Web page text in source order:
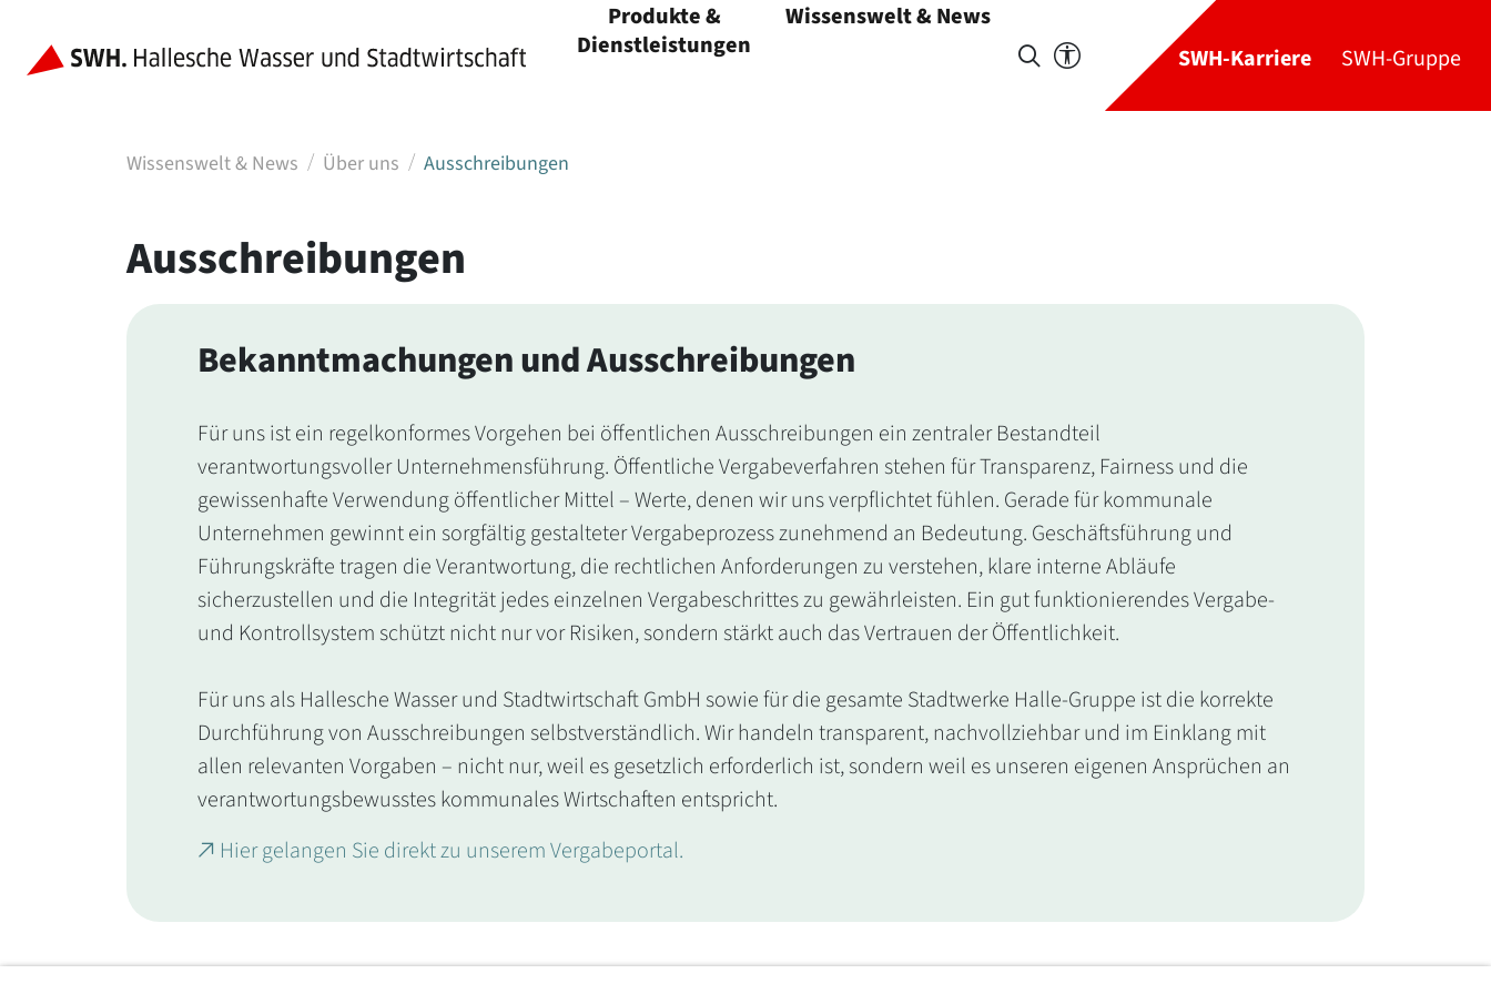
Produkte &
Dienstleistungen
Wissenswelt & News
SWH-Karriere SWH-Gruppe
Wissenswelt & News Über uns Ausschreibungen
Ausschreibungen
Bekanntmachungen und Ausschreibungen
Für uns ist ein regelkonformes Vorgehen bei öffentlichen Ausschreibungen ein zentraler Bestandteil
verantwortungsvoller Unternehmensführung. Öffentliche Vergabeverfahren stehen für Transparenz, Fairness und die
gewissenhafte Verwendung öffentlicher Mittel – Werte, denen wir uns verpflichtet fühlen. Gerade für kommunale
Unternehmen gewinnt ein sorgfältig gestalteter Vergabeprozess zunehmend an Bedeutung. Geschäftsführung und
Führungskräfte tragen die Verantwortung, die rechtlichen Anforderungen zu verstehen, klare interne Abläufe
sicherzustellen und die Integrität jedes einzelnen Vergabeschrittes zu gewährleisten. Ein gut funktionierendes Vergabe-
und Kontrollsystem schützt nicht nur vor Risiken, sondern stärkt auch das Vertrauen der Öffentlichkeit.
Für uns als Hallesche Wasser und Stadtwirtschaft GmbH sowie für die gesamte Stadtwerke Halle-Gruppe ist die korrekte
Durchführung von Ausschreibungen selbstverständlich. Wir handeln transparent, nachvollziehbar und im Einklang mit
allen relevanten Vorgaben – nicht nur, weil es gesetzlich erforderlich ist, sondern weil es unseren eigenen Ansprüchen an
verantwortungsbewusstes kommunales Wirtschaften entspricht.
Hier gelangen Sie direkt zu unserem Vergabeportal.
Fußbereich der Seite